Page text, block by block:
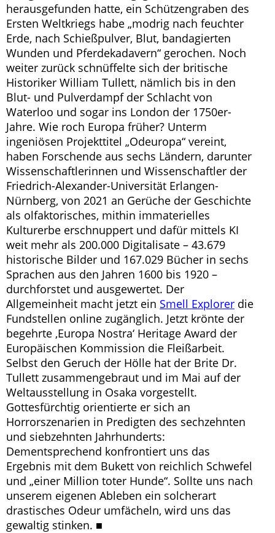
herausgefunden hatte, ein Schützengraben des
Ersten Weltkriegs habe „modrig nach feuchter
Erde, nach Schießpulver, Blut, bandagierten
Wunden und Pferdekadavern“ gerochen. Noch
weiter zurück schnüffelte sich der britische
Historiker William Tullett, nämlich bis in den
Blut- und Pulverdampf der Schlacht von
Waterloo und sogar ins London der 1750er-
Jahre. Wie roch Europa früher? Unterm
ingeniösen Projekttitel „Odeuropa“ vereint,
haben Forschende aus sechs Ländern, darunter
Wissenschaftlerinnen und Wissenschaftler der
Friedrich-Alexander-Universität Erlangen-
Nürnberg, von 2021 an Gerüche der Geschichte
als olfaktorisches, mithin immaterielles
Kulturerbe erschnuppert und dafür mittels KI
weit mehr als 200.000 Digitalisate – 43.679
historische Bilder und 167.029 Bücher in sechs
Sprachen aus den Jahren 1600 bis 1920 –
durchforstet und ausgewertet. Der
Allgemeinheit macht jetzt ein Smell Explorer die
Fundstellen online zugänglich. Jetzt krönte der
begehrte ‚Europa Nostra‘ Heritage Award der
Europäischen Kommission die Fleißarbeit.
Selbst den Geruch der Hölle hat der Brite Dr.
Tullett zusammengebraut und im Mai auf der
Weltausstellung in Osaka vorgestellt.
Gottesfürchtig orientierte er sich an
Horrorszenarien in Predigten des sechzehnten
und siebzehnten Jahrhunderts:
Dementsprechend konfrontiert uns das
Ergebnis mit dem Bukett von reichlich Schwefel
und „einer Million toter Hunde“. Sollte uns nach
unserem eigenen Ableben ein solcherart
drastisches Odeur umfächeln, wird uns das
gewaltig stinken. ■